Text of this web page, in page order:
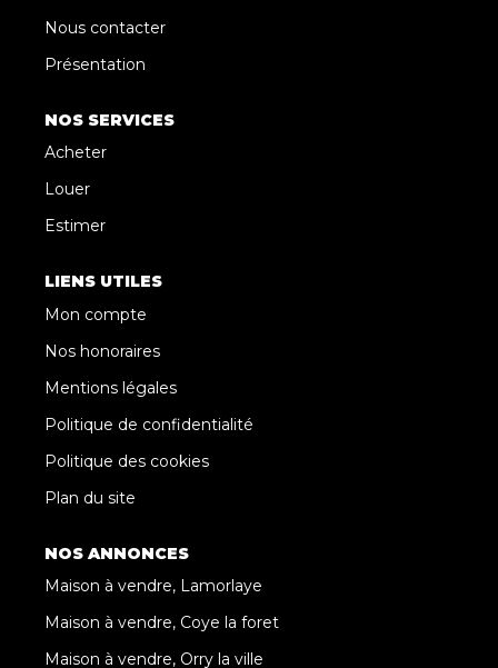
Nous contacter
Présentation
NOS SERVICES
Acheter
Louer
Estimer
LIENS UTILES
Mon compte
Nos honoraires
Mentions légales
Politique de confidentialité
Politique des cookies
Plan du site
NOS ANNONCES
Maison à vendre, Lamorlaye
Maison à vendre, Coye la foret
Maison à vendre, Orry la ville